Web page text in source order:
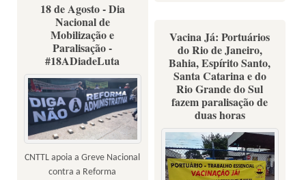
18 de Agosto - Dia
Nacional de
Mobilização e
Paralisação -
#18ADiadeLuta
CNTTL apoia a Greve Nacional
contra a Reforma
Vacina Já: Portuários
do Rio de Janeiro,
Bahia, Espírito Santo,
Santa Catarina e do
Rio Grande do Sul
fazem paralisação de
duas horas